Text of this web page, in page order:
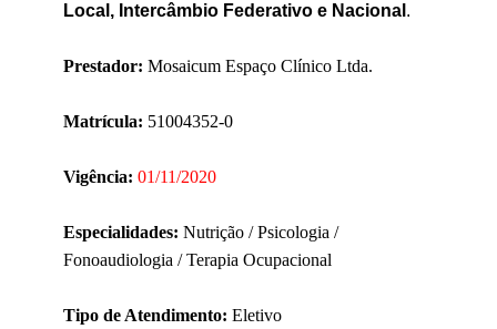
Local, Intercâmbio Federativo e Nacional .
Prestador: Mosaicum Espaço Clínico Ltda.
Matrícula: 51004352-0
Vigência: 01/11/2020
Especialidades: Nutrição / Psicologia /
Fonoaudiologia / Terapia Ocupacional
Tipo de Atendimento: Eletivo